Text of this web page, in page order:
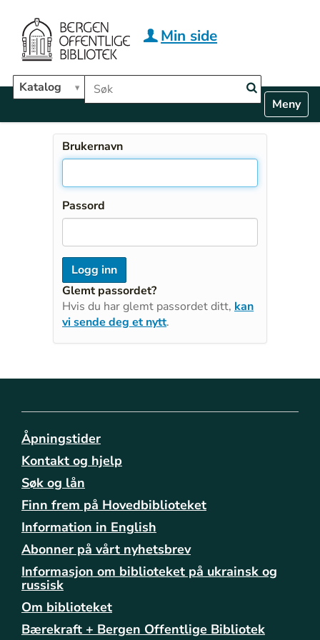
Hopp til hovedinnhold
Søk i biblioteket
Katalog
Min side
v
Toggle
Brukernavn
Passord
Glemt passordet?
Hvis du har glemt passordet ditt, kan
vi sende deg et nytt.
Åpningstider
Kontakt og hjelp
Søk og lån
Finn frem på Hovedbiblioteket
Information in English
Abonner på vårt nyhetsbrev
Informasjon om biblioteket på ukrainsk og
russisk
Om biblioteket
Bærekraft + Bergen Offentlige Bibliotek